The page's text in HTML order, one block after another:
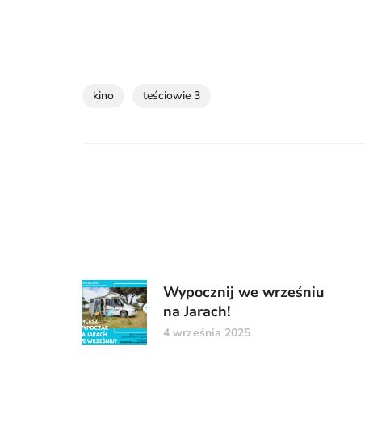
kino teściowie 3
Wypocznij we wrześniu
na Jarach!
4 września 2025